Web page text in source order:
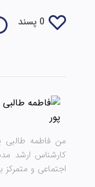
0 پسند
من فاطمه
کارشناس ارشد
اجتماعی و متمرکز